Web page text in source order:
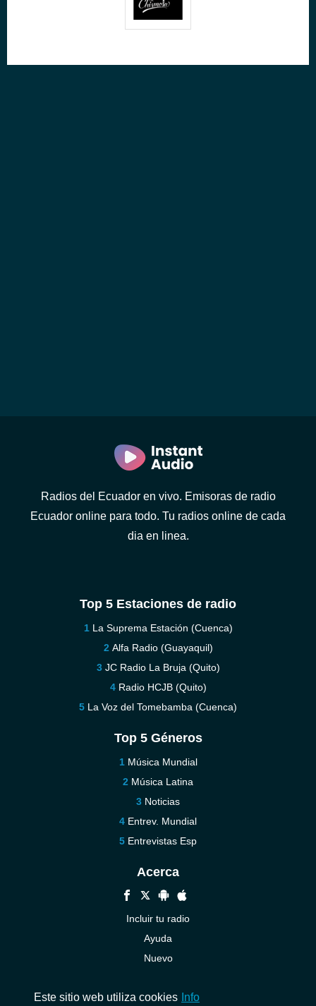
Radios del Ecuador en vivo. Emisoras de radio
Ecuador online para todo. Tu radios online de cada
dia en linea.
Top 5 Estaciones de radio
La Suprema Estación (Cuenca)
Alfa Radio (Guayaquil)
JC Radio La Bruja (Quito)
Radio HCJB (Quito)
La Voz del Tomebamba (Cuenca)
Top 5 Géneros
Música Mundial
Música Latina
Noticias
Entrev. Mundial
Entrevistas Esp
Acerca
Incluir tu radio
Ayuda
Nuevo
Este sitio web utiliza cookies Info